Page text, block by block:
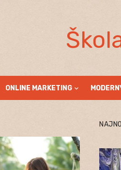
ONLINE MARKETING